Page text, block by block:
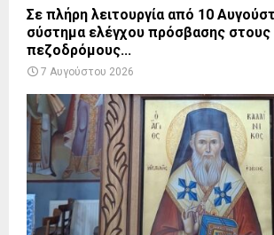
Σε πλήρη λειτουργία από 10
σύστημα ελέγχου πρόσβασης στους
πεζοδρόμους...
7 Αυγούστου 2026